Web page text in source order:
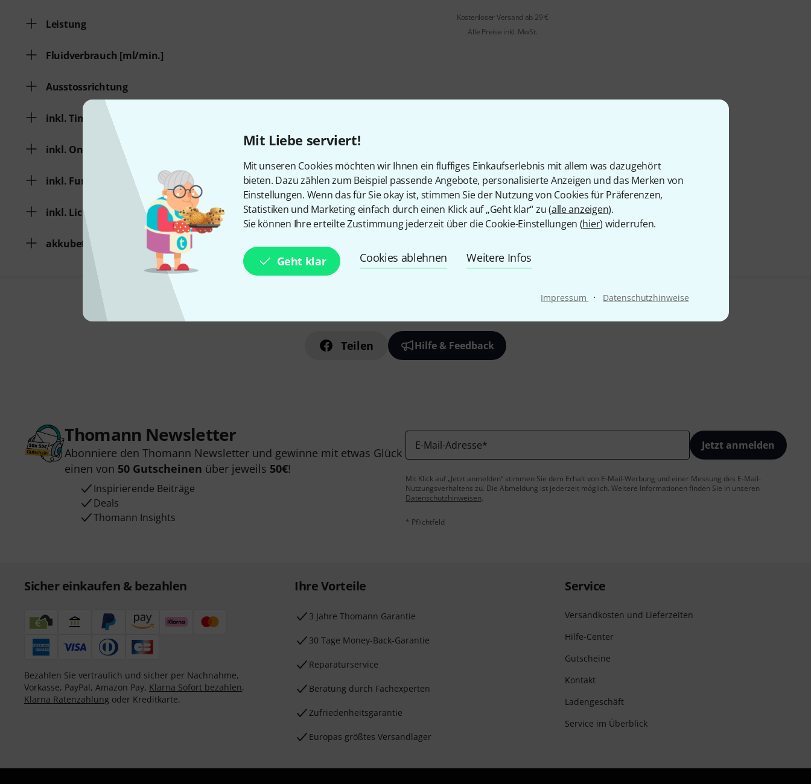
Mit Liebe serviert!
Mit unseren Cookies möchten wir Ihnen ein fluffiges Einkaufserlebnis mit allem was dazugehört
bieten. Dazu zählen zum Beispiel passende Angebote, personalisierte Anzeigen und das Merken von
Einstellungen. Wenn das für Sie okay ist, stimmen Sie der Nutzung von Cookies für Präferenzen,
Statistiken und Marketing einfach durch einen Klick auf „Geht klar“ zu (alle anzeigen).
Sie können Ihre erteilte Zustimmung jederzeit über die Cookie-Einstellungen (hier) widerrufen.
Geht klar Cookies ablehnen Weitere Infos
Impressum · Datenschutzhinweise
Leistung
Fluidverbrauch [ml/min.]
Ausstossrichtung
inkl. Timer-Fernbedienung
inkl. On/Off-Fernbedienung
inkl. Funk-Fernbedienung
inkl. Licht-Effekt
akkubetrieben
Kostenloser Versand ab 29 €
Alle Preise inkl. MwSt.
Teilen Hilfe & Feedback
Thomann Newsletter
Abonniere den Thomann Newsletter und gewinne mit etwas Glück
einen von 50 Gutscheinen über jeweils 50€!
Inspirierende Beiträge
Deals
Thomann Insights
E-Mail-Adresse* Jetzt anmelden
Mit Klick auf „Jetzt anmelden“ stimmen Sie dem Erhalt von E-Mail-Werbung und einer Messung des E-Mail-
Nutzungsverhaltens zu. Die Abmeldung ist jederzeit möglich. Weitere Informationen finden Sie in unseren
Datenschutzhinweisen.
* Pflichtfeld
Sicher einkaufen & bezahlen
Bezahlen Sie vertraulich und sicher per Nachnahme,
Vorkasse, PayPal, Amazon Pay, Klarna Sofort bezahlen,
Klarna Ratenzahlung oder Kreditkarte.
Ihre Vorteile
3 Jahre Thomann Garantie
30 Tage Money-Back-Garantie
Reparaturservice
Beratung durch Fachexperten
Zufriedenheitsgarantie
Europas größtes Versandlager
Service
Versandkosten und Lieferzeiten
Hilfe-Center
Gutscheine
Kontakt
Ladengeschäft
Service im Überblick